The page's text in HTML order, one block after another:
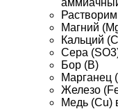
Магний
Кальций
Сера
Бор (В)
Марганец
Железо
Медь (Cu)